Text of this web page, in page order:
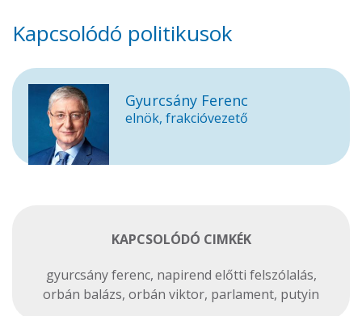
Kapcsolódó politikusok
Gyurcsány Ferenc
elnök, frakcióvezető
KAPCSOLÓDÓ CIMKÉK
gyurcsány ferenc, napirend előtti felszólalás,
orbán balázs, orbán viktor, parlament, putyin